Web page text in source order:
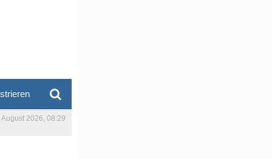
August 2026, 08:29